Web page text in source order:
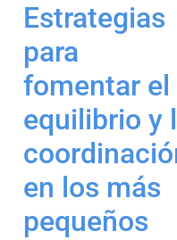
Estrategias
para
fomentar el
equilibrio y
en los más
pequeños